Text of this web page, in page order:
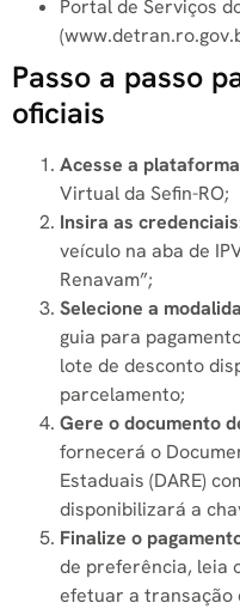
Portal de Serviços
Passo a passo
oficiais
Acesse a
Virtual da Sefin-RO;
Insira as
veículo na aba de
Renavam”;
Selecione a
guia para
lote de desconto
parcelamento;
Gere o documento
fornecerá o
Estaduais (DARE)
disponibilizará a
Finalize o
de preferência, leia
efetuar a transação